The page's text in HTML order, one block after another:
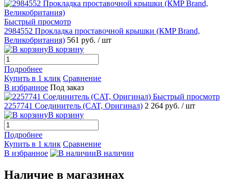
Быстрый просмотр
2984552 Прокладка проставочной крышки (КMP Brand,
Великобритания) 561 руб. / шт
В корзину
Подробнее
Купить в 1 клик Сравнение
В избранное Под заказ
Быстрый просмотр
2257741 Соединитель (CAT, Оригинал) 2 264 руб. / шт
В корзину
Подробнее
Купить в 1 клик Сравнение
В избранное
В наличии
Наличие в магазинах